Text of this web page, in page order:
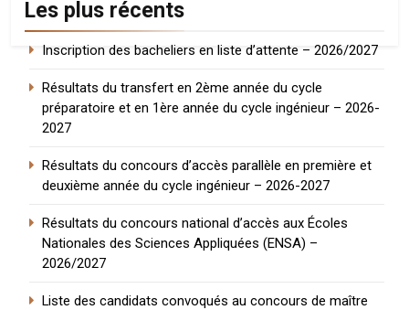
Les plus récents
Inscription des bacheliers en liste d’attente – 2026/2027
Résultats du transfert en 2ème année du cycle
préparatoire et en 1ère année du cycle ingénieur – 2026-
2027
Résultats du concours d’accès parallèle en première et
deuxième année du cycle ingénieur – 2026-2027
Résultats du concours national d’accès aux Écoles
Nationales des Sciences Appliquées (ENSA) –
2026/2027
Liste des candidats convoqués au concours de maître